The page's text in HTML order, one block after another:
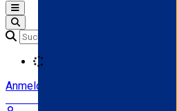
Open main menu
Anmeldung